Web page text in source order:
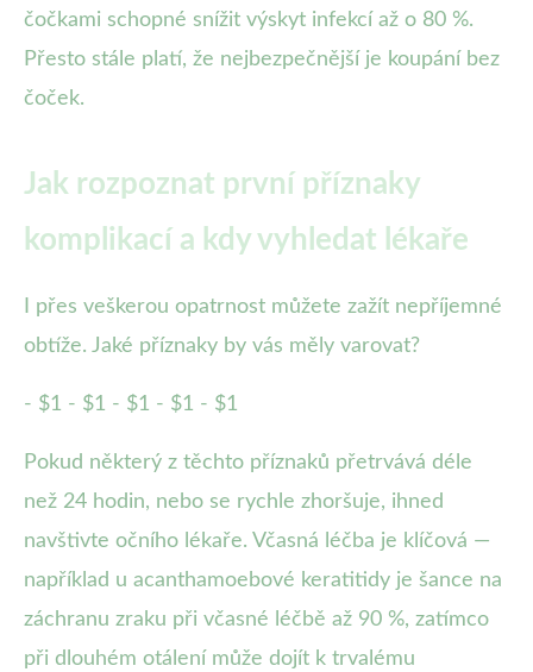
čočkami schopné snížit výskyt infekcí až o 80 %.
Přesto stále platí, že nejbezpečnější je koupání bez
čoček.
Jak rozpoznat první příznaky
komplikací a kdy vyhledat lékaře
I přes veškerou opatrnost můžete zažít nepříjemné
obtíže. Jaké příznaky by vás měly varovat?
- $1 - $1 - $1 - $1 - $1
Pokud některý z těchto příznaků přetrvává déle
než 24 hodin, nebo se rychle zhoršuje, ihned
navštivte očního lékaře. Včasná léčba je klíčová —
například u acanthamoebové keratitidy je šance na
záchranu zraku při včasné léčbě až 90 %, zatímco
při dlouhém otálení může dojít k trvalému